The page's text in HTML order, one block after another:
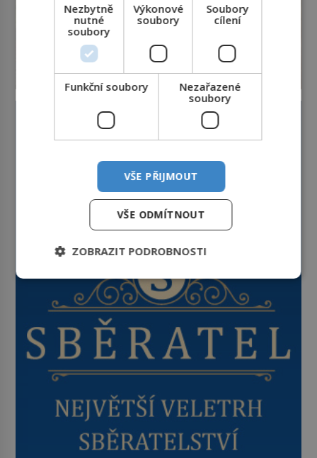
Nezbytně
nutné
soubory
Výkonové
soubory
Soubory
cílení
Funkční soubory
Nezařazené
soubory
VŠE PŘIJMOUT
VŠE ODMÍTNOUT
ZOBRAZIT PODROBNOSTI